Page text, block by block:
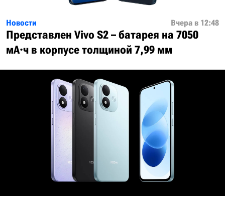
Новости Вчера в 12:48
Представлен Vivo S2 – батарея на 7050
мА·ч в корпусе толщиной 7,99 мм